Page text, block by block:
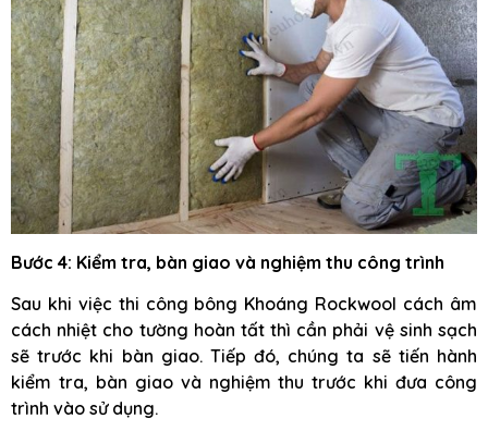
Bước 4: Kiểm tra, bàn giao và nghiệm thu công trình
Sau khi việc thi công bông Khoáng Rockwool cách âm
cách nhiệt cho tường hoàn tất thì cần phải vệ sinh sạch
sẽ trước khi bàn giao. Tiếp đó, chúng ta sẽ tiến hành
kiểm tra, bàn giao và nghiệm thu trước khi đưa công
trình vào sử dụng.